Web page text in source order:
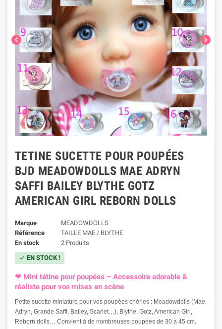
chevron_left chevron_right
TETINE SUCETTE POUR POUPÉES
BJD MEADOWDOLLS MAE ADRYN
SAFFI BAILEY BLYTHE GOTZ
AMERICAN GIRL REBORN DOLLS
Marque
MEADOWDOLLS
Référence
TAILLE MAE / BLYTHE
En stock
2 Produits
check EN STOCK !
❤ Mini tétine pour poupées – Accessoire adorable &
réaliste pour vos mises en scène
Petite sucette miniature pour vos poupées chéries : Meadowdolls (Mae,
Adryn, Grande Saffi, Bailey, Scarlet…), Blythe, Gotz, American Girl,
Reborn dolls… Convient à de nombreuses poupées de 30 à 45 cm.